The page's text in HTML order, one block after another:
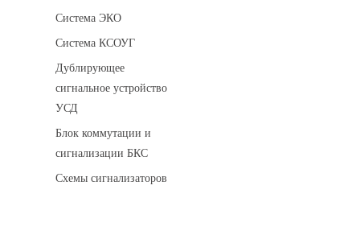
Система ЭКО
Система КСОУГ
Дублирующее
сигнальное устройство
УСД
Блок коммутации и
сигнализации БКС
Схемы сигнализаторов